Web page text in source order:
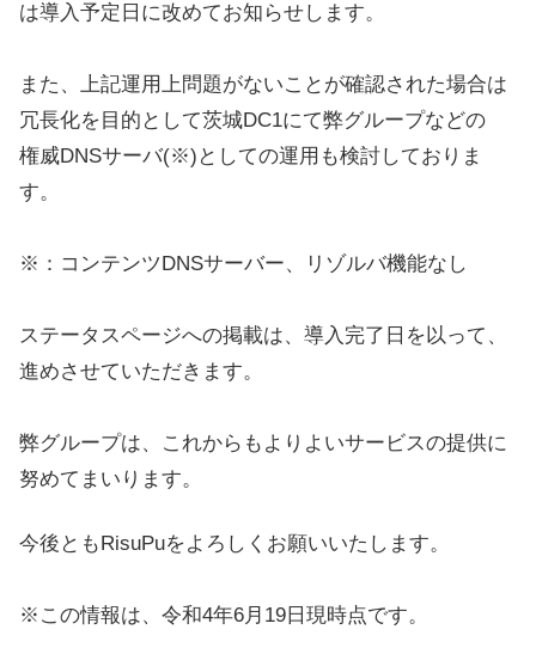
は導入予定日に改めてお知らせします。
また、上記運用上問題がないことが確認された場合は
冗長化を目的として茨城DC1にて弊グループなどの
権威DNSサーバ(※)としての運用も検討しておりま
す。
※：コンテンツDNSサーバー、リゾルバ機能なし
ステータスページへの掲載は、導入完了日を以って、
進めさせていただきます。
弊グループは、これからもよりよいサービスの提供に
努めてまいります。
今後ともRisuPuをよろしくお願いいたします。
※この情報は、令和4年6月19日現時点です。